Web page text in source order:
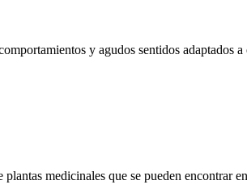
y agudos sentidos adaptados
medicinales que se pueden encontrar